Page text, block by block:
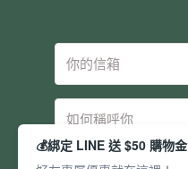
💰綁定 LINE 送 $50 購物金